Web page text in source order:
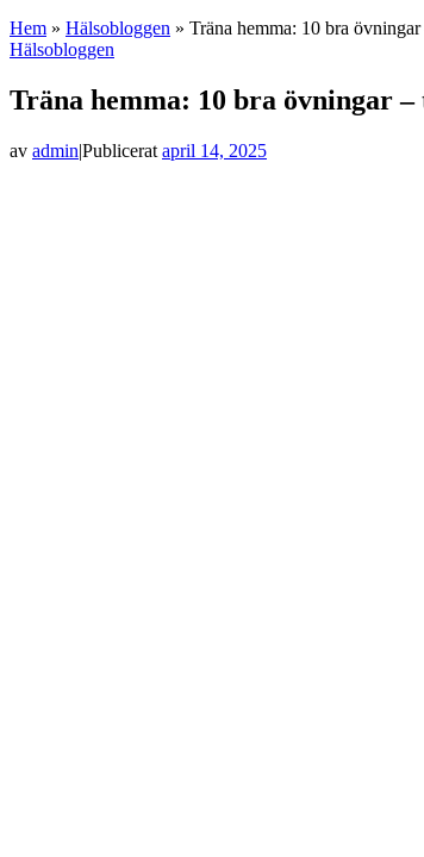
Hem » Hälsobloggen » Träna hemma: 10 bra
Hälsobloggen
Träna hemma: 10 bra övningar
av admin|Publicerat april 14, 2025